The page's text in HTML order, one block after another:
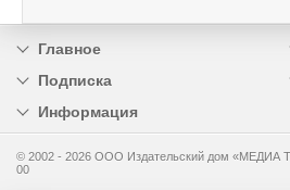
Главное
Подписка
Информация
© 2002 - 2026 OOO Издательский дом
00